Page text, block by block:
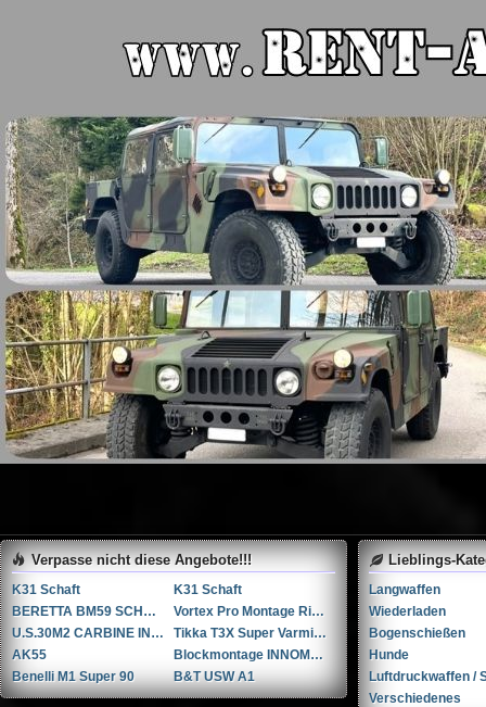
Verpasse nicht diese Angebote!!!
K31 Schaft
K31 Schaft
BERETTA BM59 SCHNELLFEUER GEWEHR
Vortex Pro Montage Ringen in 34mm
U.S.30M2 CARBINE INLAND MFG DIV. GENERAL MOTORS
Tikka T3X Super Varmint .308 Winchester
AK55
Blockmontage INNOMOUNT TACTICAL
Benelli M1 Super 90
B&T USW A1
Lieblings-
Langwaffen
Wiederladen
Bogenschießen
Hunde
Luftdruckwaffen /
Verschiedenes